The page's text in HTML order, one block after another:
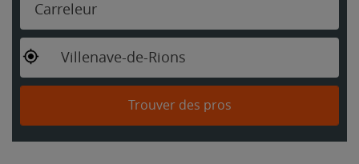
Carreleur
Villenave-de-Rions
Trouver des pros